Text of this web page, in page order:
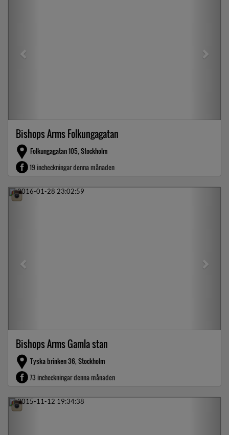
Bishops Arms Folkungagatan
Folkungagatan 105, Stockholm
19 incheckningar denna månaden
Previous
Bishops Arms Gamla stan
Tyska brinken 36, Stockholm
73 incheckningar denna månaden
Previous